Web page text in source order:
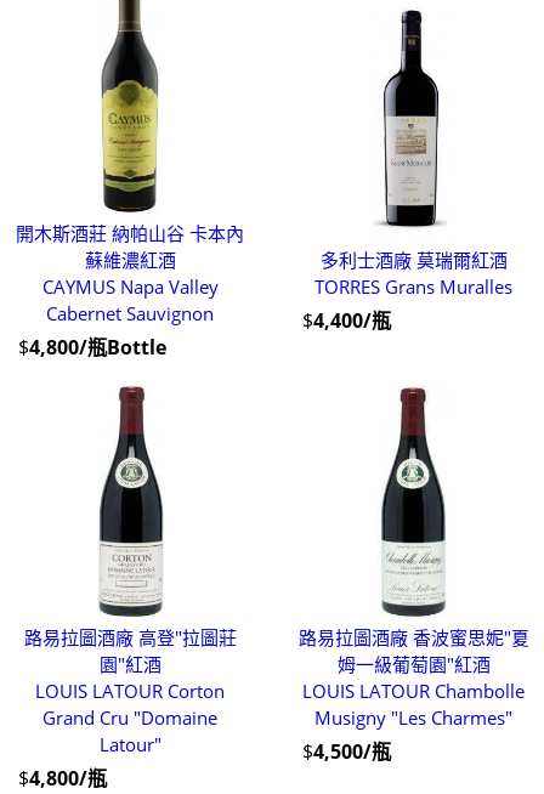
開木斯酒莊 納帕山谷 卡本內
蘇維濃紅酒
CAYMUS Napa Valley
Cabernet Sauvignon
$4,800/瓶Bottle
多利士酒廠 莫瑞爾紅酒
TORRES Grans Muralles
$4,400/瓶
路易拉圖酒廠 高登"拉圖莊
園"紅酒
LOUIS LATOUR Corton
Grand Cru "Domaine
Latour"
$4,800/瓶
路易拉圖酒廠 香波蜜思妮"夏
姆一級葡萄園"紅酒
LOUIS LATOUR Chambolle
Musigny "Les Charmes"
$4,500/瓶